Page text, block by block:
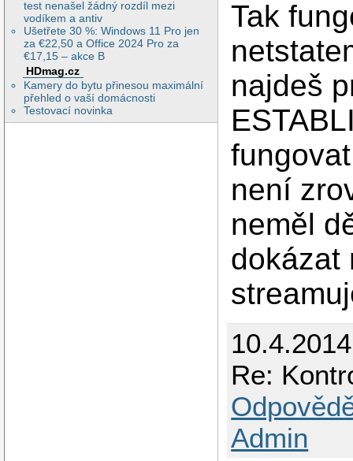
test nenašel žádný rozdíl mezi
vodíkem a antiv
Ušetřete 30 %: Windows 11 Pro jen
za €22,50 a Office 2024 Pro za
€17,15 – akce B
HDmag.cz
Kamery do bytu přinesou maximální
přehled o vaší domácnosti
Testovací novinka
Tak
najdeš
není
neměl
dokázat
Re:
Admin